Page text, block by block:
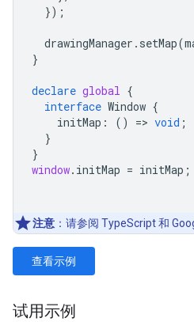
});
drawingManager . setMap(
}
declare global {
interface Window {
initMap : () => void ;
}
}
window. initMap = initMap ;
注意 ：请参阅 TypeScript 和
查看示例
试用示例